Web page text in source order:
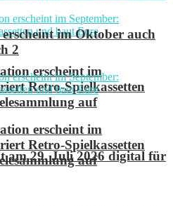
erscheint im
Retro-Spielkassetten
auf
am 29. Juli 2026 digital für
im Oktober auch
2
erscheint im
Retro-Spielkassetten
auf